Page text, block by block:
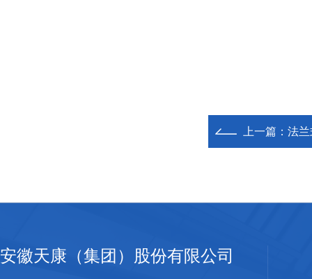
上一篇： 法
安徽天康（集团）股份有限公司